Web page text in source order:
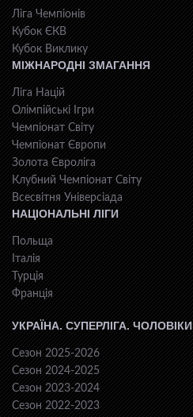
Ліга Чемпіонів
Кубок ЄКВ
Кубок Виклику
МІЖНАРОДНІ ЗМАГАННЯ
Ліга Націй
Олімпійські Ігри
Чемпіонат Світу
Чемпіонат Європи
Золота Євроліга
Клубний Чемпіонат Світу
Всесвiтня Унiверсiaда
НАЦІОНАЛЬНІ ЛІГИ
Польща
Італія
Турція
Франція
УКРАЇНА. СУПЕРЛІГА. ЧОЛОВІКИ
Сезон 2025-2026
Сезон 2024-2025
Сезон 2023-2024
Сезон 2022-2023